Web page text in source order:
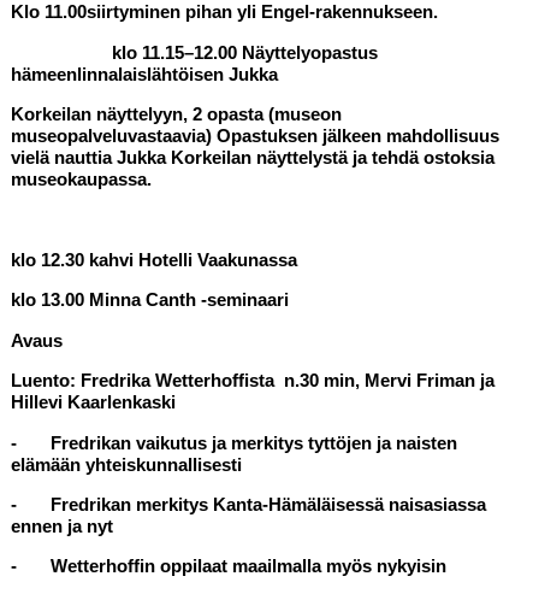
Klo 11.00siirtyminen pihan yli Engel-rakennukseen.
klo 11.15–12.00 Näyttelyopastus
hämeenlinnalaislähtöisen Jukka
Korkeilan näyttelyyn, 2 opasta (museon
museopalveluvastaavia) Opastuksen jälkeen mahdollisuus
vielä nauttia Jukka Korkeilan näyttelystä ja tehdä ostoksia
museokaupassa.
klo 12.30 kahvi Hotelli Vaakunassa
klo 13.00Minna Canth -seminaari
Avaus
Luento: Fredrika Wetterhoffista n.30 min, Mervi Friman ja
Hillevi Kaarlenkaski
- Fredrikan vaikutus ja merkitys tyttöjen ja naisten
elämään yhteiskunnallisesti
- Fredrikan merkitys Kanta-Hämäläisessä naisasiassa
ennen ja nyt
- Wetterhoffin oppilaat maailmalla myös nykyisin